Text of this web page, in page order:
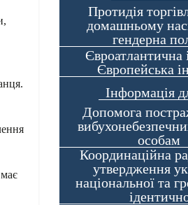
Протидія
домашньому
гендерна
Євроатлантична
Європейська
Інформація
Допомога
особам
Координаційна
утвердження
національної та